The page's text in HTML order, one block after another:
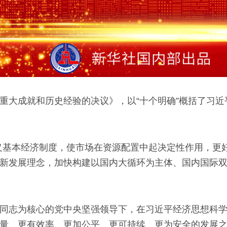
大成就和历史经验的决议》，以“十个明确”概括了习
本经济制度，使市场在资源配置中起决定性作用，
发展理念，加快构建以国内大循环为主体、国内国际
志为核心的党中央坚强领导下，在习近平经济思想科
、更有效率、更加公平、更可持续、更为安全的发展